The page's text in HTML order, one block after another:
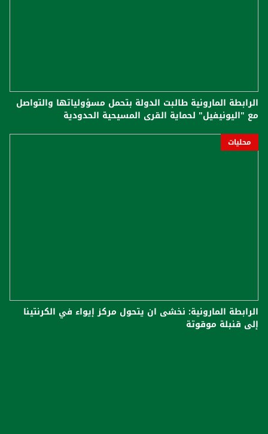
الرابطة المارونية طالبت الدولة بتحمل مسؤولياتها والتواصل
مع "اليونيفيل" لحماية القرى المسيحية الحدودية
محليات
الرابطة المارونية: نخشى ان يتحول مركز إيواء في الكرنتينا
إلى قنبلة موقوتة